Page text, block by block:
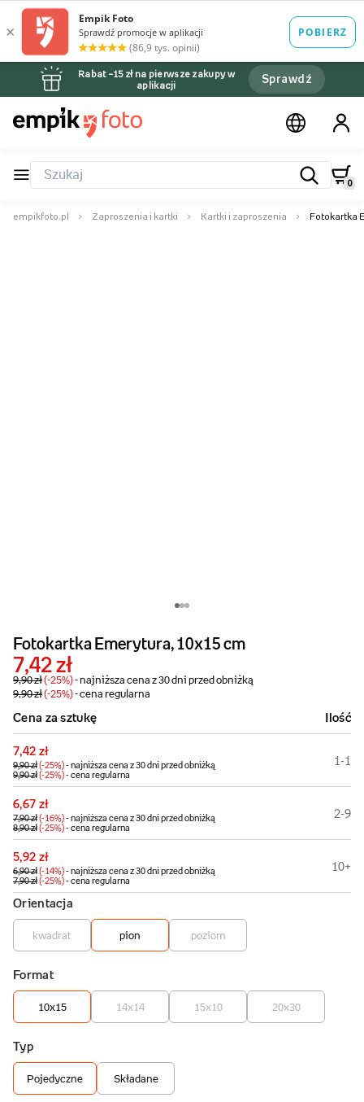
Rabat –15 zł na pierwsze zakupy w
aplikacji
Sprawdź
0
empikfoto.pl Zaproszenia i kartki Kartki i zaproszenia Fotokartka